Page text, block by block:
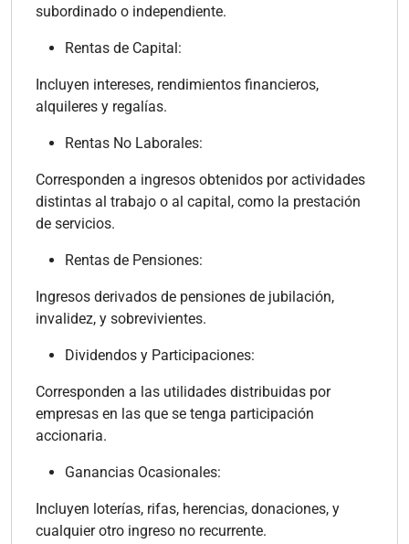
subordinado o independiente.
Rentas de Capital:
Incluyen intereses, rendimientos financieros,
alquileres y regalías.
Rentas No Laborales:
Corresponden a ingresos obtenidos por actividades
distintas al trabajo o al capital, como la prestación
de servicios.
Rentas de Pensiones:
Ingresos derivados de pensiones de jubilación,
invalidez, y sobrevivientes.
Dividendos y Participaciones:
Corresponden a las utilidades distribuidas por
empresas en las que se tenga participación
accionaria.
Ganancias Ocasionales:
Incluyen loterías, rifas, herencias, donaciones, y
cualquier otro ingreso no recurrente.